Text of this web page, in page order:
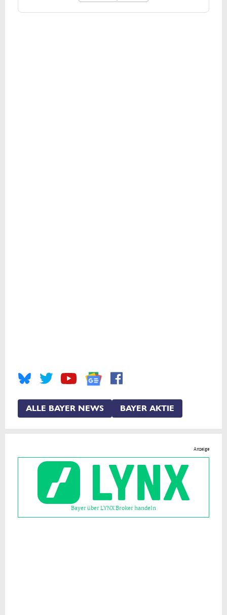
ALLE BAYER NEWS BAYER AKTIE
Anzeige
Bayer über LYNX Broker handeln